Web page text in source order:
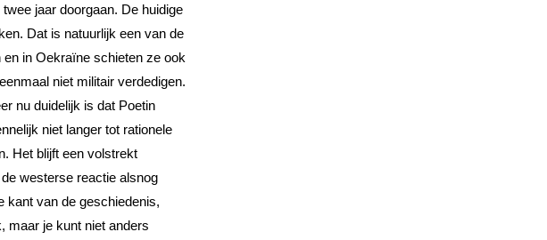
jaar doorgaan. De huidige
Dat is natuurlijk een van de
in Oekraïne schieten ze ook
niet militair verdedigen.
nu duidelijk is dat Poetin
niet langer tot rationele
Het blijft een volstrekt
westerse reactie alsnog
kant van de geschiedenis,
maar je kunt niet anders